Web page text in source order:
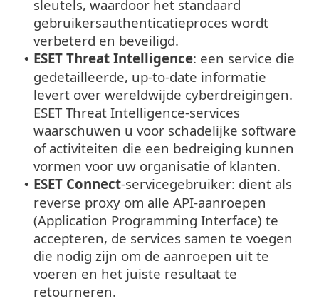
sleutels, waardoor het standaard
gebruikersauthenticatieproces wordt
verbeterd en beveiligd.
• ESET Threat Intelligence: een service die
gedetailleerde, up-to-date informatie
levert over wereldwijde cyberdreigingen.
ESET Threat Intelligence-services
waarschuwen u voor schadelijke software
of activiteiten die een bedreiging kunnen
vormen voor uw organisatie of klanten.
• ESET Connect-servicegebruiker: dient als
reverse proxy om alle API-aanroepen
(Application Programming Interface) te
accepteren, de services samen te voegen
die nodig zijn om de aanroepen uit te
voeren en het juiste resultaat te
retourneren.